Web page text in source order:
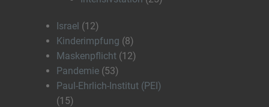
Israel (12)
Kinderimpfung (8)
Maskenpflicht (12)
Pandemie (53)
Paul-Ehrlich-Institut (PEI)
(15)